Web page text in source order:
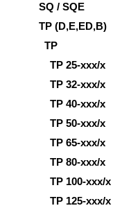
SQ / SQE
TP (D,E,ED,B)
TP
TP 25-xxx/x
TP 32-xxx/x
TP 40-xxx/x
TP 50-xxx/x
TP 65-xxx/x
TP 80-xxx/x
TP 100-xxx/x
TP 125-xxx/x